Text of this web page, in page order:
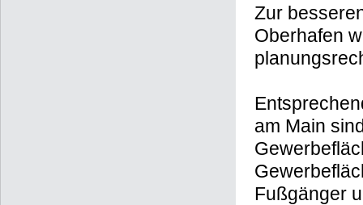
Zur
Oberhafen
am Main
Fußgänger